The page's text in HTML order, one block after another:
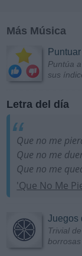
Más Música
Puntúa
sus
Letra del día
Que no me
Que no me
Que no me
'Que No Me
Juegos
Trivial